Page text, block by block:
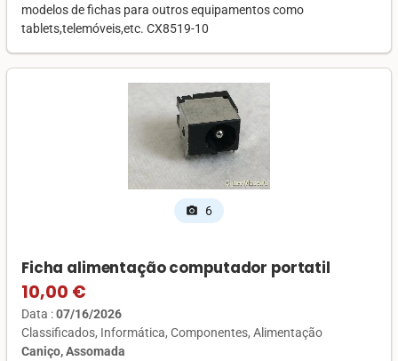
modelos de fichas para outros equipamentos como
tablets,telemóveis,etc. CX8519-10
photo_camera 6
Ficha alimentação computador portatil
10,00 €
Data :07/16/2026
Classificados Informática Componentes Alimentação
Caniço, Assomada